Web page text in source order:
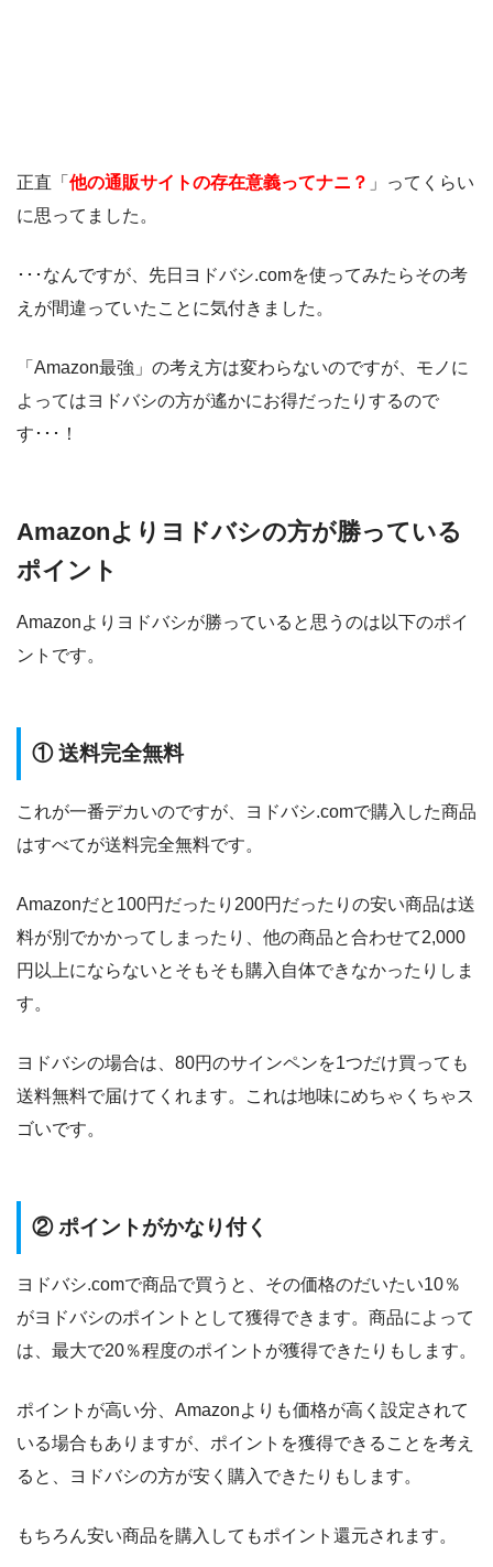
正直「 他の通販サイトの存在意義ってナニ？ 」ってくらい
に思ってました。
･･･なんですが、先日ヨドバシ.comを使ってみたらその考
えが間違っていたことに気付きました。
「Amazon最強」の考え方は変わらないのですが、モノに
よってはヨドバシの方が遙かにお得だったりするので
す･･･！
Amazonよりヨドバシの方が勝っている
ポイント
Amazonよりヨドバシが勝っていると思うのは以下のポイ
ントです。
① 送料完全無料
これが一番デカいのですが、ヨドバシ.comで購入した商品
はすべてが送料完全無料です。
Amazonだと100円だったり200円だったりの安い商品は送
料が別でかかってしまったり、他の商品と合わせて2,000
円以上にならないとそもそも購入自体できなかったりしま
す。
ヨドバシの場合は、80円のサインペンを1つだけ買っても
送料無料で届けてくれます。これは地味にめちゃくちゃス
ゴいです。
② ポイントがかなり付く
ヨドバシ.comで商品で買うと、その価格のだいたい10％
がヨドバシのポイントとして獲得できます。商品によって
は、最大で20％程度のポイントが獲得できたりもします。
ポイントが高い分、Amazonよりも価格が高く設定されて
いる場合もありますが、ポイントを獲得できることを考え
ると、ヨドバシの方が安く購入できたりもします。
もちろん安い商品を購入してもポイント還元されます。